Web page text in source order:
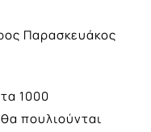
Παρασκευάκος
1000
πουλιούνται